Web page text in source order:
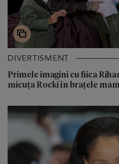
DIVERTISMENT
Primele imagini cu fiica
micuța Rocki în brațele